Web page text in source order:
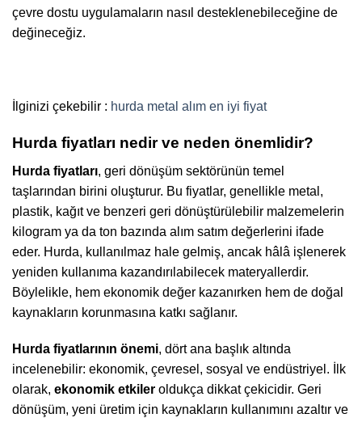
çevre dostu uygulamaların nasıl desteklenebileceğine de
değineceğiz.
İlginizi çekebilir : hurda metal alım en iyi fiyat
Hurda fiyatları nedir ve neden önemlidir?
Hurda fiyatları, geri dönüşüm sektörünün temel
taşlarından birini oluşturur. Bu fiyatlar, genellikle metal,
plastik, kağıt ve benzeri geri dönüştürülebilir malzemelerin
kilogram ya da ton bazında alım satım değerlerini ifade
eder. Hurda, kullanılmaz hale gelmiş, ancak hâlâ işlenerek
yeniden kullanıma kazandırılabilecek materyallerdir.
Böylelikle, hem ekonomik değer kazanırken hem de doğal
kaynakların korunmasına katkı sağlanır.
Hurda fiyatlarının önemi, dört ana başlık altında
incelenebilir: ekonomik, çevresel, sosyal ve endüstriyel. İlk
olarak, ekonomik etkiler oldukça dikkat çekicidir. Geri
dönüşüm, yeni üretim için kaynakların kullanımını azaltır ve